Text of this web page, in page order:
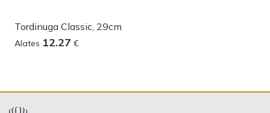
Tordinuga Classic, 29cm
Alates 12.27 €